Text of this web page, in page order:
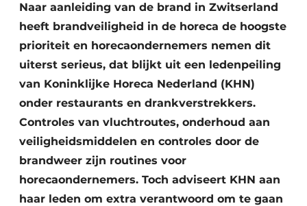
Naar aanleiding van de brand in Zwitserland
heeft brandveiligheid in de horeca de hoogste
prioriteit en horecaondernemers nemen dit
uiterst serieus, dat blijkt uit een ledenpeiling
van Koninklijke Horeca Nederland (KHN)
onder restaurants en drankverstrekkers.
Controles van vluchtroutes, onderhoud aan
veiligheidsmiddelen en controles door de
brandweer zijn routines voor
horecaondernemers. Toch adviseert KHN aan
haar leden om extra verantwoord om te gaan